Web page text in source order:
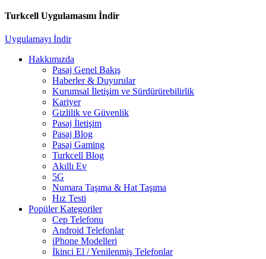
Turkcell Uygulamasını İndir
Uygulamayı İndir
Hakkımızda
Pasaj Genel Bakış
Haberler & Duyurular
Kurumsal İletişim ve Sürdürürebilirlik
Kariyer
Gizlilik ve Güvenlik
Pasaj İletişim
Pasaj Blog
Pasaj Gaming
Turkcell Blog
Akıllı Ev
5G
Numara Taşıma & Hat Taşıma
Hız Testi
Popüler Kategoriler
Cep Telefonu
Android Telefonlar
iPhone Modelleri
İkinci El / Yenilenmiş Telefonlar